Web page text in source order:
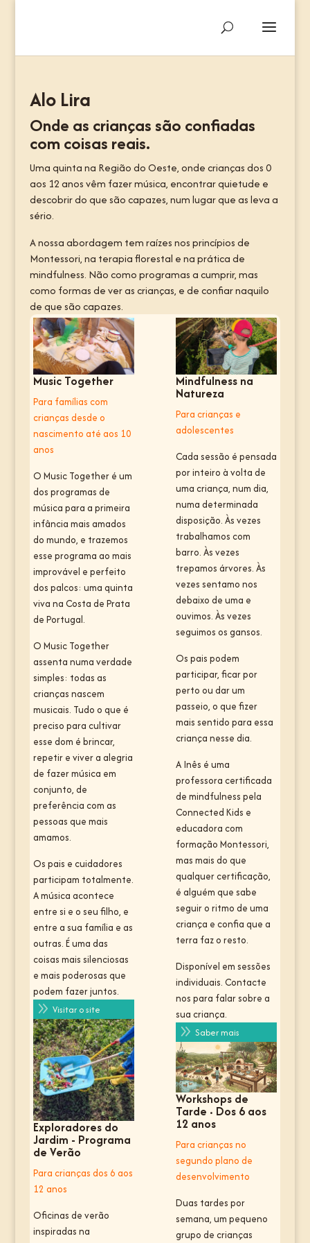
Alo Lira
Onde as crianças são confiadas
com coisas reais.
Uma quinta na Região do Oeste, onde crianças dos 0
aos 12 anos vêm fazer música, encontrar quietude e
descobrir do que são capazes, num lugar que as leva a
sério.
A nossa abordagem tem raízes nos princípios de
Montessori, na terapia florestal e na prática de
mindfulness. Não como programas a cumprir, mas
como formas de ver as crianças, e de confiar naquilo
de que são capazes.
Music Together
Para famílias com
crianças desde o
nascimento até aos 10
anos
O Music Together é um
dos programas de
música para a primeira
infância mais amados
do mundo, e trazemos
esse programa ao mais
improvável e perfeito
dos palcos: uma quinta
viva na Costa de Prata
de Portugal.
O Music Together
assenta numa verdade
simples: todas as
crianças nascem
musicais. Tudo o que é
preciso para cultivar
esse dom é brincar,
repetir e viver a alegria
de fazer música em
conjunto, de
preferência com as
pessoas que mais
amamos.
Os pais e cuidadores
participam totalmente.
A música acontece
entre si e o seu filho, e
entre a sua família e as
outras. É uma das
coisas mais silenciosas
e mais poderosas que
podem fazer juntos.
9 Visitar o site
Exploradores do
Jardim - Programa
de Verão
Para crianças dos 6 aos
12 anos
Oficinas de verão
inspiradas na
Mindfulness na
Natureza
Para crianças e
adolescentes
Cada sessão é pensada
por inteiro à volta de
uma criança, num dia,
numa determinada
disposição. Às vezes
trabalhamos com
barro. Às vezes
trepamos árvores. Às
vezes sentamo nos
debaixo de uma e
ouvimos. Às vezes
seguimos os gansos.
Os pais podem
participar, ficar por
perto ou dar um
passeio, o que fizer
mais sentido para essa
criança nesse dia.
A Inês é uma
professora certificada
de mindfulness pela
Connected Kids e
educadora com
formação Montessori,
mas mais do que
qualquer certificação,
é alguém que sabe
seguir o ritmo de uma
criança e confia que a
terra faz o resto.
Disponível em sessões
individuais. Contacte
nos para falar sobre a
sua criança.
9 Saber mais
Workshops de
Tarde · Dos 6 aos
12 anos
Para crianças no
segundo plano de
desenvolvimento
Duas tardes por
semana, um pequeno
grupo de crianças